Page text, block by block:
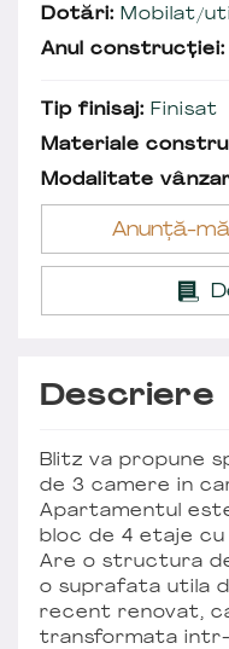
Dotări: Mobilat/
Anul construcției:
Tip finisaj: Finisat
Materiale
Modalitate
Anunță-
Descriere
Blitz va propune
de 3 camere in
Apartamentul
bloc de 4 etaje
Are o structura
o suprafata utila
recent renovat,
transformata intr-